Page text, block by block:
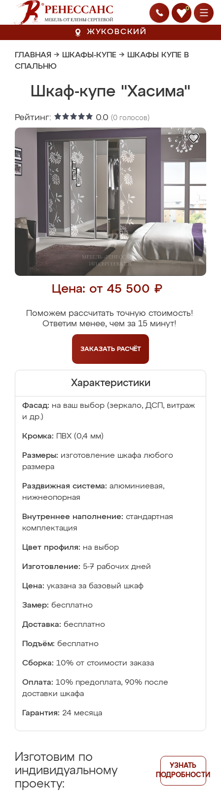
0
ЖУКОВСКИЙ
ГЛАВНАЯ → ШКАФЫ-КУПЕ → ШКАФЫ КУПЕ В
СПАЛЬНЮ
Шкаф-купе "Хасима"
Рейтинг: 0.0 (0 голосов)
Цена: от 45 500 ₽
Поможем рассчитать точную стоимость!
Ответим менее, чем за 15 минут!
ЗАКАЗАТЬ РАСЧЁТ
Характеристики
Фасад: на ваш выбор (зеркало, ДСП, витраж
и др.)
Кромка: ПВХ (0,4 мм)
Размеры: изготовление шкафа любого
размера
Раздвижная система: алюминиевая,
нижнеопорная
Внутреннее наполнение: стандартная
комплектация
Цвет профиля: на выбор
Изготовление: 5-7 рабочих дней
Цена: указана за базовый шкаф
Замер: бесплатно
Доставка: бесплатно
Подъём: бесплатно
Сборка: 10% от стоимости заказа
Оплата: 10% предоплата, 90% после
доставки шкафа
Гарантия: 24 месяца
Изготовим по
индивидуальному
проекту:
УЗНАТЬ
ПОДРОБНОСТИ